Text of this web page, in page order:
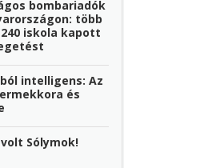
bombariadók
több
iskola kapott
intelligens: Az
és
volt Sólymok!